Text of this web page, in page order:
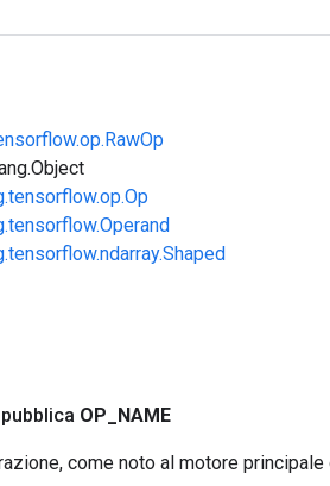
OP NAME
come noto al motore